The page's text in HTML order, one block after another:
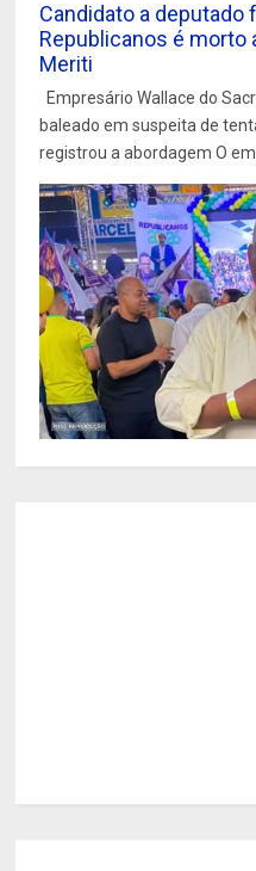
Candidato a deputado
Republicanos é morto
Meriti
Empresário Wallace do
baleado em suspeita de
registrou a abordagem O